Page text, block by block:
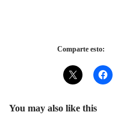
Comparte esto:
You may also like this